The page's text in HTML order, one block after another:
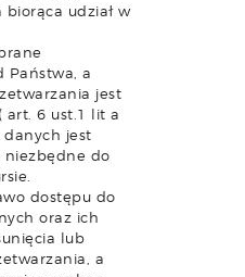
biorąca udział w
Państwa, a
jest
art. 6 ust.1 lit a
danych jest
niezbędne do
dostępu do
oraz ich
lub
a